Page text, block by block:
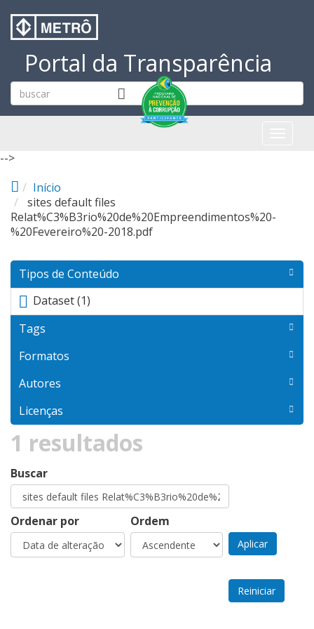
Portal da Transparência
-->
Início
sites default files
Relat%C3%B3rio%20de%20Empreendimentos%20-
%20Fevereiro%20-2018.pdf
Tipos de Conteúdo
Dataset (1)
icon-dkan-dataset" ></span>Dataset
Tags
Formatos
Autores
Licenças
1 resultados
Buscar
Ordenar por Ordem